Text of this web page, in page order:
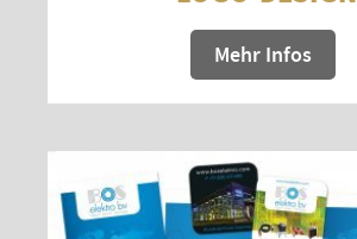
Mehr Infos